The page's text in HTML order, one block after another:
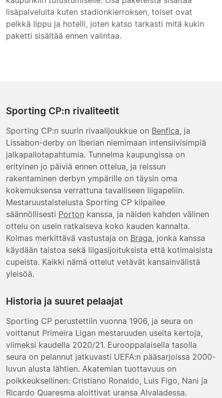
lisäpalveluita kuten stadionkierroksen, toiset ovat
pelkkä lippu ja hotelli, joten katso tarkasti mitä kukin
paketti sisältää ennen valintaa.
Sporting CP:n rivaliteetit
Sporting CP:n suurin rivaalijoukkue on Benfica , ja
Lissabon-derby on Iberian niemimaan intensiivisimpiä
jalkapallotapahtumia. Tunnelma kaupungissa on
erityinen jo päiviä ennen ottelua, ja reissun
rakentaminen derbyn ympärille on täysin oma
kokemuksensa verrattuna tavalliseen liigapeliin.
Mestaruustaistelusta Sporting CP kilpailee
säännöllisesti Porton kanssa, ja näiden kahden välinen
ottelu on usein ratkaiseva koko kauden kannalta.
Kolmas merkittävä vastustaja on Braga , jonka kanssa
käydään taistoa sekä liigasijoituksista että kotimaisista
cupeista. Kaikki nämä ottelut vetävät kansainvälistä
yleisöä.
Historia ja suuret pelaajat
Sporting CP perustettiin vuonna 1906, ja seura on
voittanut Primeira Ligan mestaruuden useita kertoja,
viimeksi kaudella 2020/21. Eurooppalaisella tasolla
seura on pelannut jatkuvasti UEFA:n pääsarjoissa 2000-
luvun alusta lähtien. Akatemian tuottavuus on
poikkeuksellinen: Cristiano Ronaldo, Luis Figo, Nani ja
Ricardo Quaresma aloittivat uransa Alvaladessa.